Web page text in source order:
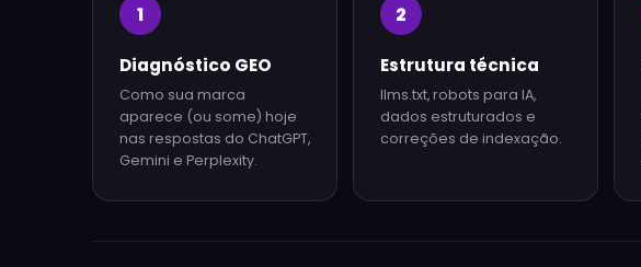
1
Diagnóstico GEO
Como sua marca
aparece (ou some) hoje
nas respostas do ChatGPT,
Gemini e Perplexity.
2
Estrutura técnica
llms.txt, robots para IA,
dados estruturados e
correções de indexação.